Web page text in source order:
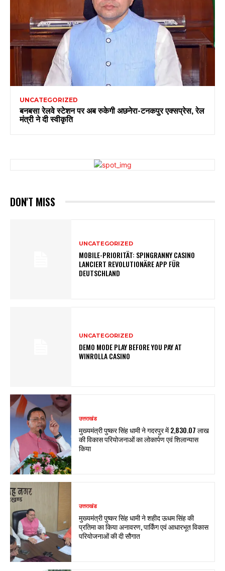
UNCATEGORIZED
बनबसा रेलवे स्टेशन पर अब रुकेगी अछनेरा-टनकपुर एक्सप्रेस, रेल
मंत्री ने दी स्वीकृति
DON'T MISS
UNCATEGORIZED
MOBILE-PRIORITÄT: SPINGRANNY CASINO
LANCIERT REVOLUTIONÄRE APP FÜR
DEUTSCHLAND
UNCATEGORIZED
DEMO MODE PLAY BEFORE YOU PAY AT
WINROLLA CASINO
उत्तराखंड
मुख्यमंत्री पुष्कर सिंह धामी ने गदरपुर में ₹2,830.07 लाख
की विकास परियोजनाओं का लोकार्पण एवं शिलान्यास
किया
उत्तराखंड
मुख्यमंत्री पुष्कर सिंह धामी ने शहीद ऊधम सिंह की
प्रतिमा का किया अनावरण, पार्किंग एवं आधारभूत विकास
परियोजनाओं की दी सौगात